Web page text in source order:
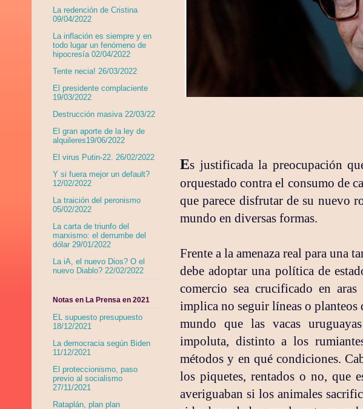
Es justificada la preocupación
orquestado contra el consumo de
que parece disfrutar de su nuevo
mundo en diversas formas.
Frente a la amenaza real para una
debe adoptar una política de
comercio sea crucificado en
implica no seguir líneas o planteos
mundo que las vacas
impoluta, distinto a los
métodos y en qué condiciones.
los piquetes, rentados o no, que
averiguaban si los animales
La redención de Cristina
09/04/2022
La inflación es siempre y en
todo lugar un fenómeno de
hipocresía 02/04/2022
Tente necia! 26/03/2022
El presidente complaciente
19/03/2022
Destrucción masiva 22/03/22
El gran aporte de la ley de
alquileres19/06/2022
El virus Putin-22. 26/02/2022
Y si fuera mejor un default?
12/02/2022
La traición del peronismo
05/02/2022
La carta de triunfo del
marxismo: el derrumbe del
dólar 29/01/2022
La iA, el nuevo Dios? O el
nuevo Diablo? 22/02/2022
Notas en La Prensa en 2021
EL supuesto presupuesto
18/12/2021
La democracia según Biden
11/12/2021
El proteccionismo, paso
previo al socialismo
27/11/2021
Rataplán, plan plan